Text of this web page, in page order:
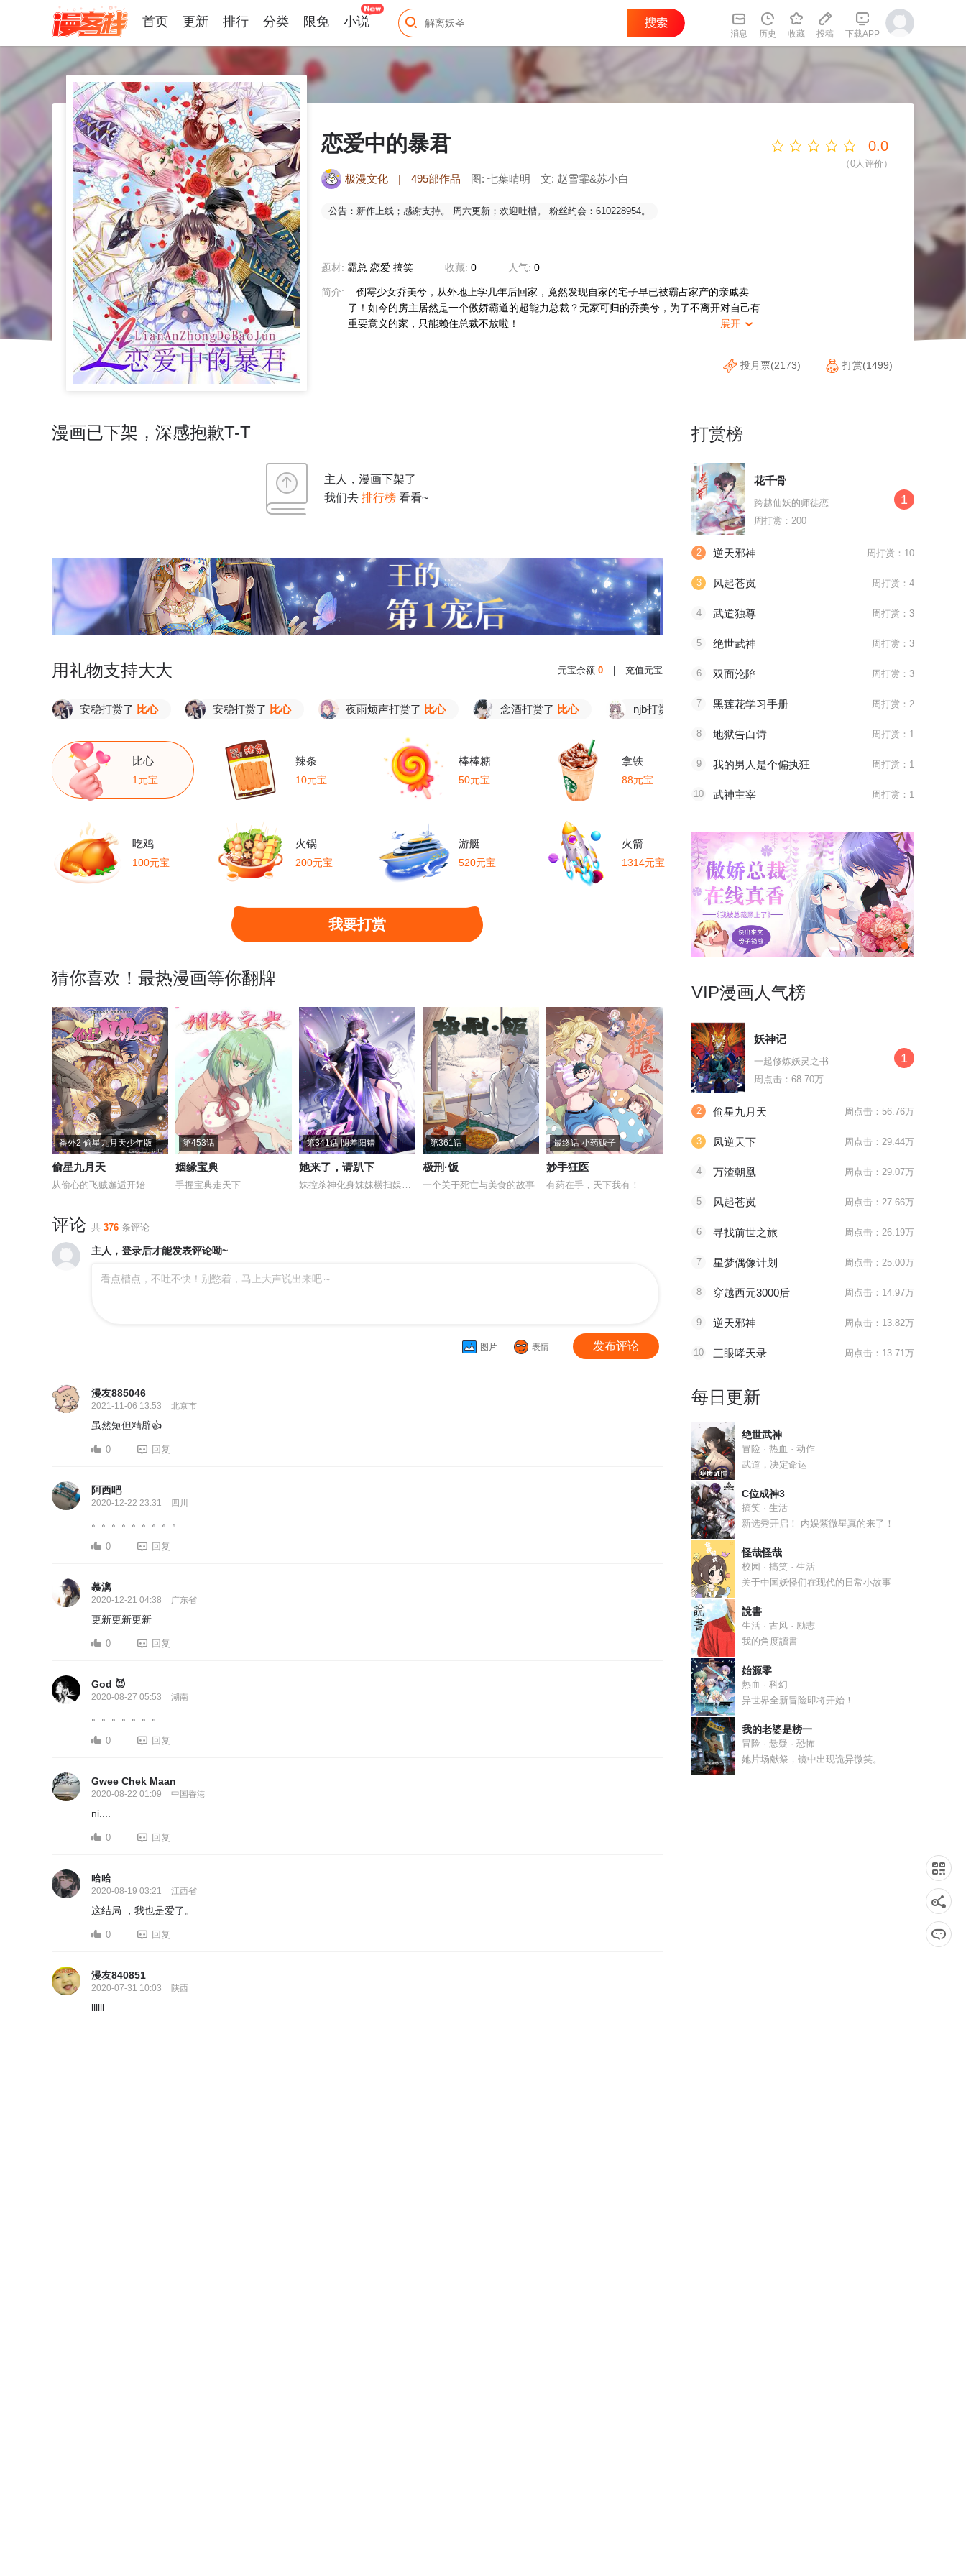
恋爱中的暴君
极漫文化 | 495部作品 图: 七葉晴明 文: 赵雪霏&苏小白
公告：新作上线；感谢支持。 周六更新；欢迎吐槽。 粉丝约会：610228954。
题材: 霸总 恋爱 搞笑 收藏: 0 人气: 0
简介:
倒霉少女乔美兮，从外地上学几年后回家，竟然发现自家的宅子早已被霸占家产的亲戚卖
了！如今的房主居然是一个傲娇霸道的超能力总裁？无家可归的乔美兮，为了不离开对自己有
重要意义的家，只能赖住总裁不放啦！
展开 
0.0
（0人评价）
投月票(2173) 打赏(1499)
漫画已下架，深感抱歉T-T
主人，漫画下架了
我们去 排行榜 看看~
用礼物支持大大 元宝余额 0 充值元宝
安稳打赏了比心 安稳打赏了比心 夜雨烦声打赏了比心 念酒打赏了比心 njb打赏了比心 紫枫子打赏了 漫友313531打赏了
比心
1元宝
辣条
10元宝
棒棒糖
50元宝
拿铁
88元宝
吃鸡
100元宝
火锅
200元宝
游艇
520元宝
火箭
1314元宝
我要打赏
猜你喜欢！最热漫画等你翻牌
番外2 偷星九月天少年版
偷星九月天
从偷心的飞贼邂逅开始
第453话
姻缘宝典
手握宝典走天下
第341话 阴差阳错
她来了，请趴下
妹控杀神化身妹妹横扫娱乐圈
第361话
极刑·饭
一个关于死亡与美食的故事
最终话 小药贩子
妙手狂医
有药在手，天下我有！
豪门天价前妻
地狱告白诗漫动画上线
地狱告白诗
评论 共 376 条评论
主人，登录后才能发表评论呦~
看点槽点，不吐不快！别憋着，马上大声说出来吧～
图片 表情 发布评论
漫友885046
2021-11-06 13:53 北京市
虽然短但精辟👍
0 回复
阿西吧
2020-12-22 23:31 四川
。。。。。。。。。
0 回复
慕漓
2020-12-21 04:38 广东省
更新更新更新
0 回复
God 😈
2020-08-27 05:53 湖南
。。。。。。。
0 回复
Gwee Chek Maan
2020-08-22 01:09 中国香港
ni....
0 回复
哈哈
2020-08-19 03:21 江西省
这结局 ，我也是爱了。
0 回复
漫友840851
2020-07-31 10:03 陕西
llllll
打赏榜
花千骨
跨越仙妖的师徒恋
周打赏：200
1
2 逆天邪神 周打赏：10
3 风起苍岚 周打赏：4
4 武道独尊 周打赏：3
5 绝世武神 周打赏：3
6 双面沦陷 周打赏：3
7 黑莲花学习手册 周打赏：2
8 地狱告白诗 周打赏：1
9 我的男人是个偏执狂 周打赏：1
10 武神主宰 周打赏：1
VIP漫画人气榜
妖神记
一起修炼妖灵之书
周点击：68.70万
1
2 偷星九月天 周点击：56.76万
3 凤逆天下 周点击：29.44万
4 万渣朝凰 周点击：29.07万
5 风起苍岚 周点击：27.66万
6 寻找前世之旅 周点击：26.19万
7 星梦偶像计划 周点击：25.00万
8 穿越西元3000后 周点击：14.97万
9 逆天邪神 周点击：13.82万
10 三眼哮天录 周点击：13.71万
每日更新
绝世武神
冒险 · 热血 · 动作
武道，决定命运
C位成神3
搞笑 · 生活
新选秀开启！ 内娱紫微星真的来了！
怪哉怪哉
校园 · 搞笑 · 生活
关于中国妖怪们在现代的日常小故事
說書
生活 · 古风 · 励志
我的角度讀書
始源零
热血 · 科幻
异世界全新冒险即将开始！
我的老婆是榜一
冒险 · 悬疑 · 恐怖
她片场献祭，镜中出现诡异微笑。
首页 更新 排行 分类 限免 小说
消息 历史 收藏 投稿 下载APP